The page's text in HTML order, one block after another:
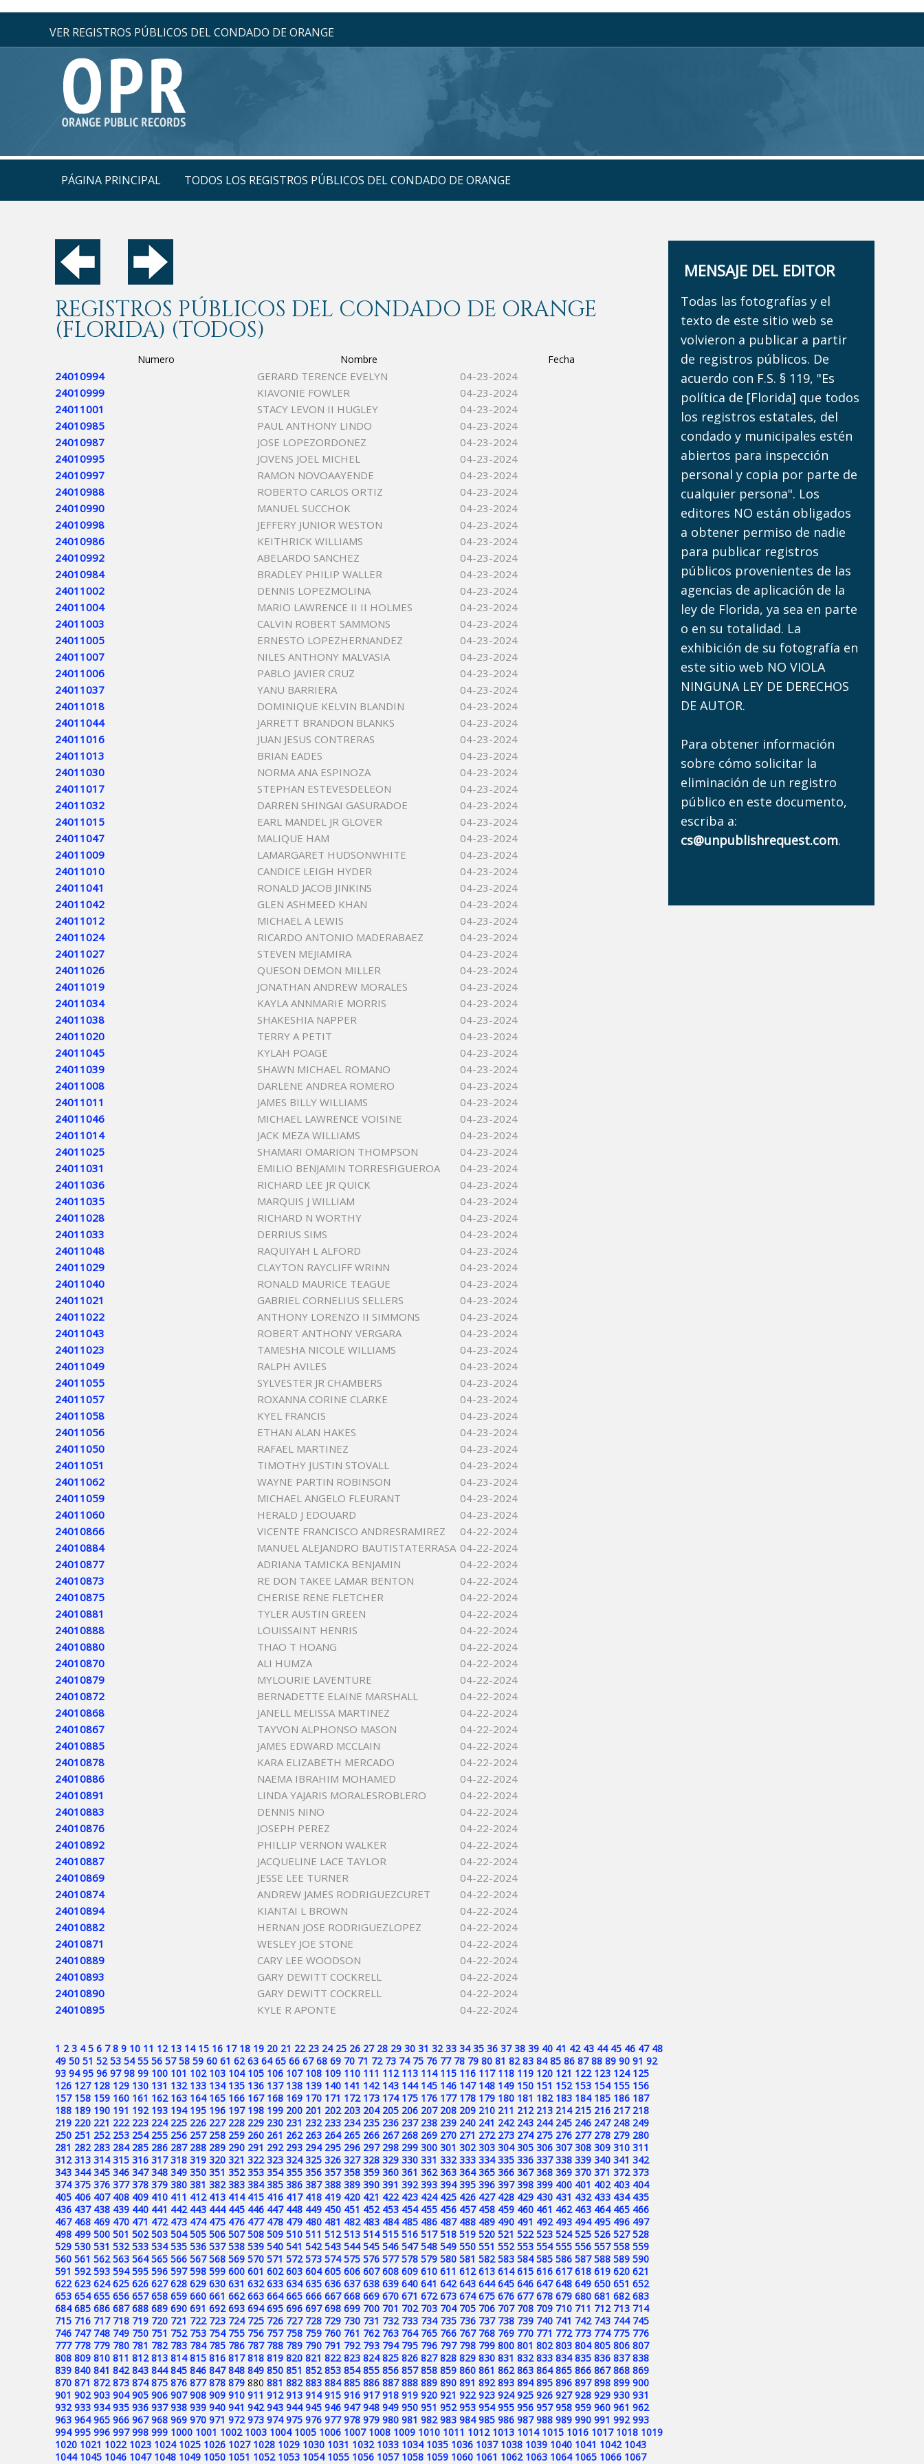
VER REGISTROS PÚBLICOS DEL CONDADO DE ORANGE
PÁGINA PRINCIPAL TODOS LOS REGISTROS PÚBLICOS DEL CONDADO DE ORANGE
REGISTROS PÚBLICOS DEL CONDADO DE ORANGE
(FLORIDA) (TODOS)
Numero Nombre Fecha
24010994 GERARD TERENCE EVELYN
04-23-2024
24010999
KIAVONIE FOWLER
04-23-2024
24011001
STACY LEVON II HUGLEY
04-23-2024
24010985
PAUL ANTHONY LINDO
04-23-2024
24010987
JOSE LOPEZORDONEZ
04-23-2024
24010995
JOVENS JOEL MICHEL
04-23-2024
24010997
RAMON NOVOAAYENDE
04-23-2024
24010988
ROBERTO CARLOS ORTIZ
04-23-2024
24010990
MANUEL SUCCHOK
04-23-2024
24010998
JEFFERY JUNIOR WESTON
04-23-2024
24010986
KEITHRICK WILLIAMS
04-23-2024
24010992
ABELARDO SANCHEZ
04-23-2024
24010984
BRADLEY PHILIP WALLER
04-23-2024
24011002
DENNIS LOPEZMOLINA
04-23-2024
24011004
MARIO LAWRENCE II II HOLMES
04-23-2024
24011003
CALVIN ROBERT SAMMONS
04-23-2024
24011005
ERNESTO LOPEZHERNANDEZ
04-23-2024
24011007
NILES ANTHONY MALVASIA
04-23-2024
24011006
PABLO JAVIER CRUZ
04-23-2024
24011037
YANU BARRIERA
04-23-2024
24011018
DOMINIQUE KELVIN BLANDIN
04-23-2024
24011044
JARRETT BRANDON BLANKS
04-23-2024
24011016
JUAN JESUS CONTRERAS
04-23-2024
24011013
BRIAN EADES
04-23-2024
24011030
NORMA ANA ESPINOZA
04-23-2024
24011017
STEPHAN ESTEVESDELEON
04-23-2024
24011032
DARREN SHINGAI GASURADOE
04-23-2024
24011015
EARL MANDEL JR GLOVER
04-23-2024
24011047
MALIQUE HAM
04-23-2024
24011009
LAMARGARET HUDSONWHITE
04-23-2024
24011010
CANDICE LEIGH HYDER
04-23-2024
24011041
RONALD JACOB JINKINS
04-23-2024
24011042
GLEN ASHMEED KHAN
04-23-2024
24011012
MICHAEL A LEWIS
04-23-2024
24011024
RICARDO ANTONIO MADERABAEZ
04-23-2024
24011027
STEVEN MEJIAMIRA
04-23-2024
24011026
QUESON DEMON MILLER
04-23-2024
24011019
JONATHAN ANDREW MORALES
04-23-2024
24011034
KAYLA ANNMARIE MORRIS
04-23-2024
24011038
SHAKESHIA NAPPER
04-23-2024
24011020
TERRY A PETIT
04-23-2024
24011045
KYLAH POAGE
04-23-2024
24011039
SHAWN MICHAEL ROMANO
04-23-2024
24011008
DARLENE ANDREA ROMERO
04-23-2024
24011011
JAMES BILLY WILLIAMS
04-23-2024
24011046
MICHAEL LAWRENCE VOISINE
04-23-2024
24011014
JACK MEZA WILLIAMS
04-23-2024
24011025
SHAMARI OMARION THOMPSON
04-23-2024
24011031
EMILIO BENJAMIN TORRESFIGUEROA
04-23-2024
24011036
RICHARD LEE JR QUICK
04-23-2024
24011035
MARQUIS J WILLIAM
04-23-2024
24011028
RICHARD N WORTHY
04-23-2024
24011033
DERRIUS SIMS
04-23-2024
24011048
RAQUIYAH L ALFORD
04-23-2024
24011029
CLAYTON RAYCLIFF WRINN
04-23-2024
24011040
RONALD MAURICE TEAGUE
04-23-2024
24011021
GABRIEL CORNELIUS SELLERS
04-23-2024
24011022
ANTHONY LORENZO II SIMMONS
04-23-2024
24011043
ROBERT ANTHONY VERGARA
04-23-2024
24011023
TAMESHA NICOLE WILLIAMS
04-23-2024
24011049
RALPH AVILES
04-23-2024
24011055
SYLVESTER JR CHAMBERS
04-23-2024
24011057
ROXANNA CORINE CLARKE
04-23-2024
24011058
KYEL FRANCIS
04-23-2024
24011056
ETHAN ALAN HAKES
04-23-2024
24011050
RAFAEL MARTINEZ
04-23-2024
24011051
TIMOTHY JUSTIN STOVALL
04-23-2024
24011062
WAYNE PARTIN ROBINSON
04-23-2024
24011059
MICHAEL ANGELO FLEURANT
04-23-2024
24011060
HERALD J EDOUARD
04-23-2024
24010866
VICENTE FRANCISCO ANDRESRAMIREZ
04-22-2024
24010884
MANUEL ALEJANDRO BAUTISTATERRASA 04-22-2024
24010877
ADRIANA TAMICKA BENJAMIN
04-22-2024
24010873
RE DON TAKEE LAMAR BENTON
04-22-2024
24010875
CHERISE RENE FLETCHER
04-22-2024
24010881
TYLER AUSTIN GREEN
04-22-2024
24010888
LOUISSAINT HENRIS
04-22-2024
24010880
THAO T HOANG
04-22-2024
24010870
ALI HUMZA
04-22-2024
24010879
MYLOURIE LAVENTURE
04-22-2024
24010872
BERNADETTE ELAINE MARSHALL
04-22-2024
24010868
JANELL MELISSA MARTINEZ
04-22-2024
24010867
TAYVON ALPHONSO MASON
04-22-2024
24010885
JAMES EDWARD MCCLAIN
04-22-2024
24010878
KARA ELIZABETH MERCADO
04-22-2024
24010886
NAEMA IBRAHIM MOHAMED
04-22-2024
24010891
LINDA YAJARIS MORALESROBLERO
04-22-2024
24010883
DENNIS NINO
04-22-2024
24010876
JOSEPH PEREZ
04-22-2024
24010892
PHILLIP VERNON WALKER
04-22-2024
24010887
JACQUELINE LACE TAYLOR
04-22-2024
24010869
JESSE LEE TURNER
04-22-2024
24010874
ANDREW JAMES RODRIGUEZCURET
04-22-2024
24010894
KIANTAI L BROWN
04-22-2024
24010882
HERNAN JOSE RODRIGUEZLOPEZ
04-22-2024
24010871
WESLEY JOE STONE
04-22-2024
24010889
CARY LEE WOODSON
04-22-2024
24010893
GARY DEWITT COCKRELL
04-22-2024
24010890
GARY DEWITT COCKRELL
04-22-2024
24010895
KYLE R APONTE 04-22-2024
1 2 3 4 5 6 7 8 9 10 11 12 13 14 15 16 17 18 19 20 21 22 23 24 25 26 27 28 29 30 31 32 33 34 35 36 37 38 39 40 41 42 43 44 45 46 47 48
49 50 51 52 53 54 55 56 57 58 59 60 61 62 63 64 65 66 67 68 69 70 71 72 73 74 75 76 77 78 79 80 81 82 83 84 85 86 87 88 89 90 91 92
93 94 95 96 97 98 99 100 101 102 103 104 105 106 107 108 109 110 111 112 113 114 115 116 117 118 119 120 121 122 123 124 125
126 127 128 129 130 131 132 133 134 135 136 137 138 139 140 141 142 143 144 145 146 147 148 149 150 151 152 153 154 155 156
157 158 159 160 161 162 163 164 165 166 167 168 169 170 171 172 173 174 175 176 177 178 179 180 181 182 183 184 185 186 187
188 189 190 191 192 193 194 195 196 197 198 199 200 201 202 203 204 205 206 207 208 209 210 211 212 213 214 215 216 217 218
219 220 221 222 223 224 225 226 227 228 229 230 231 232 233 234 235 236 237 238 239 240 241 242 243 244 245 246 247 248 249
250 251 252 253 254 255 256 257 258 259 260 261 262 263 264 265 266 267 268 269 270 271 272 273 274 275 276 277 278 279 280
281 282 283 284 285 286 287 288 289 290 291 292 293 294 295 296 297 298 299 300 301 302 303 304 305 306 307 308 309 310 311
312 313 314 315 316 317 318 319 320 321 322 323 324 325 326 327 328 329 330 331 332 333 334 335 336 337 338 339 340 341 342
343 344 345 346 347 348 349 350 351 352 353 354 355 356 357 358 359 360 361 362 363 364 365 366 367 368 369 370 371 372 373
374 375 376 377 378 379 380 381 382 383 384 385 386 387 388 389 390 391 392 393 394 395 396 397 398 399 400 401 402 403 404
405 406 407 408 409 410 411 412 413 414 415 416 417 418 419 420 421 422 423 424 425 426 427 428 429 430 431 432 433 434 435
436 437 438 439 440 441 442 443 444 445 446 447 448 449 450 451 452 453 454 455 456 457 458 459 460 461 462 463 464 465 466
467 468 469 470 471 472 473 474 475 476 477 478 479 480 481 482 483 484 485 486 487 488 489 490 491 492 493 494 495 496 497
498 499 500 501 502 503 504 505 506 507 508 509 510 511 512 513 514 515 516 517 518 519 520 521 522 523 524 525 526 527 528
529 530 531 532 533 534 535 536 537 538 539 540 541 542 543 544 545 546 547 548 549 550 551 552 553 554 555 556 557 558 559
560 561 562 563 564 565 566 567 568 569 570 571 572 573 574 575 576 577 578 579 580 581 582 583 584 585 586 587 588 589 590
591 592 593 594 595 596 597 598 599 600 601 602 603 604 605 606 607 608 609 610 611 612 613 614 615 616 617 618 619 620 621
622 623 624 625 626 627 628 629 630 631 632 633 634 635 636 637 638 639 640 641 642 643 644 645 646 647 648 649 650 651 652
653 654 655 656 657 658 659 660 661 662 663 664 665 666 667 668 669 670 671 672 673 674 675 676 677 678 679 680 681 682 683
684 685 686 687 688 689 690 691 692 693 694 695 696 697 698 699 700 701 702 703 704 705 706 707 708 709 710 711 712 713 714
715 716 717 718 719 720 721 722 723 724 725 726 727 728 729 730 731 732 733 734 735 736 737 738 739 740 741 742 743 744 745
746 747 748 749 750 751 752 753 754 755 756 757 758 759 760 761 762 763 764 765 766 767 768 769 770 771 772 773 774 775 776
777 778 779 780 781 782 783 784 785 786 787 788 789 790 791 792 793 794 795 796 797 798 799 800 801 802 803 804 805 806 807
808 809 810 811 812 813 814 815 816 817 818 819 820 821 822 823 824 825 826 827 828 829 830 831 832 833 834 835 836 837 838
839 840 841 842 843 844 845 846 847 848 849 850 851 852 853 854 855 856 857 858 859 860 861 862 863 864 865 866 867 868 869
870 871 872 873 874 875 876 877 878 879 880 881 882 883 884 885 886 887 888 889 890 891 892 893 894 895 896 897 898 899 900
901 902 903 904 905 906 907 908 909 910 911 912 913 914 915 916 917 918 919 920 921 922 923 924 925 926 927 928 929 930 931
932 933 934 935 936 937 938 939 940 941 942 943 944 945 946 947 948 949 950 951 952 953 954 955 956 957 958 959 960 961 962
963 964 965 966 967 968 969 970 971 972 973 974 975 976 977 978 979 980 981 982 983 984 985 986 987 988 989 990 991 992 993
994 995 996 997 998 999 1000 1001 1002 1003 1004 1005 1006 1007 1008 1009 1010 1011 1012 1013 1014 1015 1016 1017 1018 1019
1020 1021 1022 1023 1024 1025 1026 1027 1028 1029 1030 1031 1032 1033 1034 1035 1036 1037 1038 1039 1040 1041 1042 1043
1044 1045 1046 1047 1048 1049 1050 1051 1052 1053 1054 1055 1056 1057 1058 1059 1060 1061 1062 1063 1064 1065 1066 1067
MENSAJE DEL EDITOR
Todas las fotografías y el
texto de este sitio web se
volvieron a publicar a partir
de registros públicos. De
acuerdo con F.S. § 119, "Es
política de [Florida] que todos
los registros estatales, del
condado y municipales estén
abiertos para inspección
personal y copia por parte de
cualquier persona". Los
editores NO están obligados
a obtener permiso de nadie
para publicar registros
públicos provenientes de las
agencias de aplicación de la
ley de Florida, ya sea en parte
o en su totalidad. La
exhibición de su fotografía en
este sitio web NO VIOLA
NINGUNA LEY DE DERECHOS
DE AUTOR.
Para obtener información
sobre cómo solicitar la
eliminación de un registro
público en este documento,
escriba a:
cs@unpublishrequest.com.